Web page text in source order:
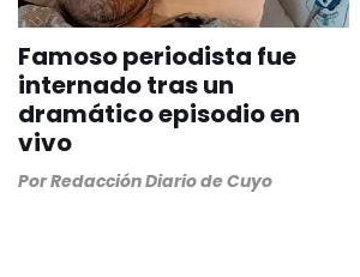
Famoso periodista fue
internado tras un
dramático episodio en
vivo
PorRedacción Diario de Cuyo